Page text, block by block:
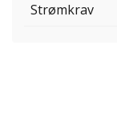
Strømkrav